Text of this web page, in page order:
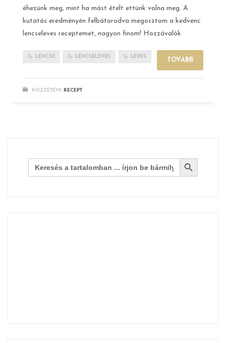
éhezünk meg, mint ha mást ételt ettünk volna meg. A
kutatás eredményén felbátorodva megosztom a kedvenc
lencseleves receptemet, nagyon finom! Hozzávalók
LENCSE LENCSELEVES LEVES
TOVÁBB
KÖZZÉTÉVE RECEPT
Search
for:
Search Button